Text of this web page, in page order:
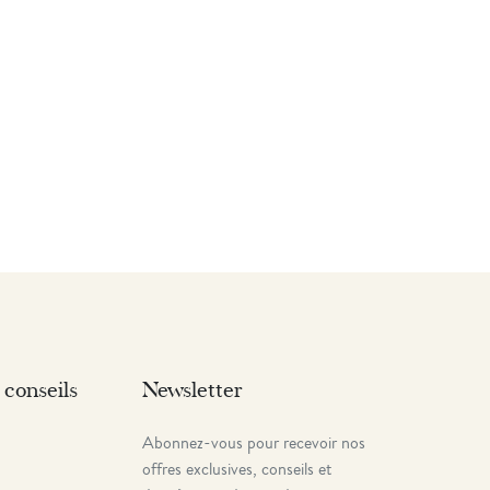
Newsletter
Abonnez-vous pour recevoir nos
offres exclusives, conseils et